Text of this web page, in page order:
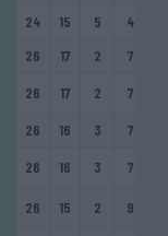
24 15 5 4
26 17 2 7
26 17 2 7
26 16 3 7
26 16 3 7
26 15 2 9